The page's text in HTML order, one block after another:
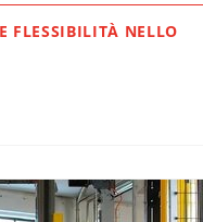
NELLO